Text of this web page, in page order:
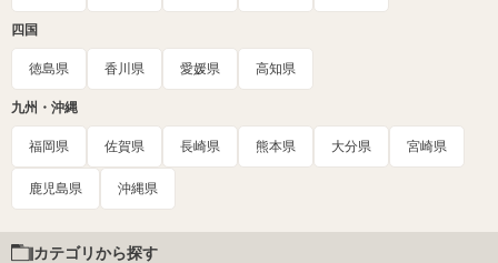
四国
徳島県 香川県 愛媛県 高知県
九州・沖縄
福岡県 佐賀県 長崎県 熊本県 大分県 宮崎県
鹿児島県 沖縄県
カテゴリから探す